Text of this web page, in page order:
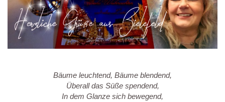
Bäume leuchtend, Bäume blendend,
Überall das Süße spendend,
In dem Glanze sich bewegend,